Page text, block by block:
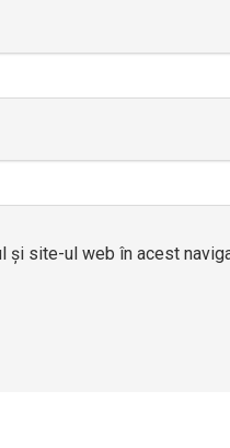
și site-ul web în acest